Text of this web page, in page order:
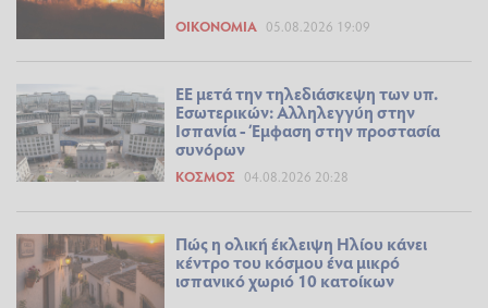
ΟΙΚΟΝΟΜΊΑ 05.08.2026 19:09
ΕΕ μετά την τηλεδιάσκεψη των υπ.
Εσωτερικών: Αλληλεγγύη στην
Ισπανία - Έμφαση στην προστασία
συνόρων
ΚΌΣΜΟΣ 04.08.2026 20:28
Πώς η ολική έκλειψη Ηλίου κάνει
κέντρο του κόσμου ένα μικρό
ισπανικό χωριό 10 κατοίκων